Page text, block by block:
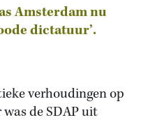
Amsterdam nu
dictatuur’.
verhoudingen op
de SDAP uit